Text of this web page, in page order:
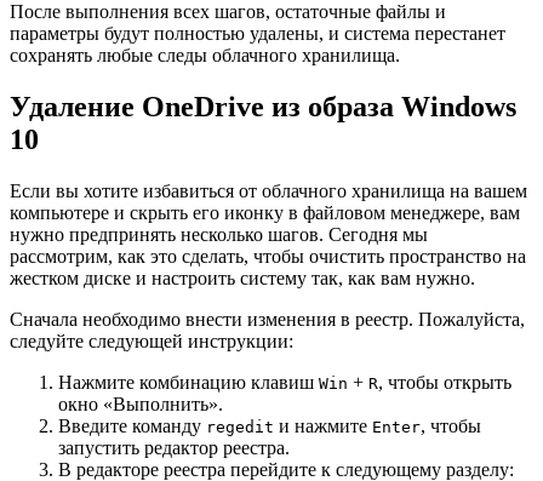
После выполнения всех шагов, остаточные файлы и
параметры будут полностью удалены, и система перестанет
сохранять любые следы облачного хранилища.
Удаление OneDrive из образа Windows
10
Если вы хотите избавиться от облачного хранилища на вашем
компьютере и скрыть его иконку в файловом менеджере, вам
нужно предпринять несколько шагов. Сегодня мы
рассмотрим, как это сделать, чтобы очистить пространство на
жестком диске и настроить систему так, как вам нужно.
Сначала необходимо внести изменения в реестр. Пожалуйста,
следуйте следующей инструкции:
Нажмите комбинацию клавиш Win + R, чтобы открыть
окно «Выполнить».
Введите команду regedit и нажмите Enter, чтобы
запустить редактор реестра.
В редакторе реестра перейдите к следующему разделу: